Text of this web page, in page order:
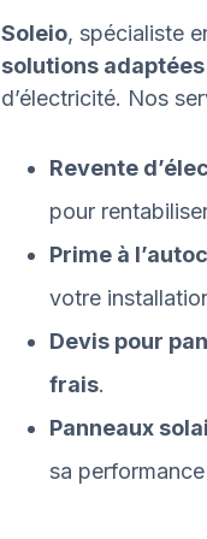
Soleio, spécialiste
solutions adaptées
d’électricité. Nos
Revente
pour
Prime à
votre
Devis pour
frais.
Panneaux
sa